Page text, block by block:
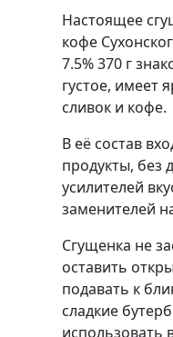
Настоящее
кофе
7.5% 370 г
густое, имеет
сливок и кофе.
В её состав
продукты, без
усилителей
заменителей
Сгущенка не
оставить
подавать к
сладкие
использовать